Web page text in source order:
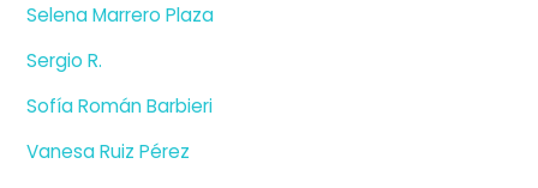
Selena Marrero Plaza
Sergio R.
Sofía Román Barbieri
Vanesa Ruiz Pérez